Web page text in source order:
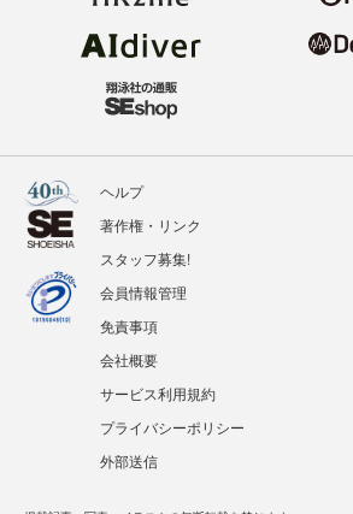
ヘルプ
著作権・リンク
スタッフ募集!
会員情報管理
免責事項
会社概要
サービス利用規約
プライバシーポリシー
外部送信